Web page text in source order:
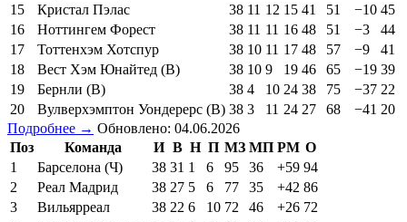
15
Кристал Пэлас 38 11 12 15 41 51 −10 45
16
Ноттингем Форест 38 11 11 16 48 51 −3
44
17
Тоттенхэм Хотспур 38 10 11 17 48 57 −9
41
18
Вест Хэм Юнайтед (В) 38 10 9 19 46 65 −19 39
19
Бернли (В) 38 4 10 24 38 75 −37 22
20
Вулверхэмптон Уондерерс (В) 38 3 11 24 27 68 −41 20
Подробнее → Обновлено: 04.06.2026
Поз
Команда И В Н П МЗ МП РМ О
1
Барселона (Ч) 38 31 1 6 95 36 +59 94
2
Реал Мадрид 38 27 5 6 77 35 +42 86
3
Вильярреал 38 22 6 10 72 46 +26 72